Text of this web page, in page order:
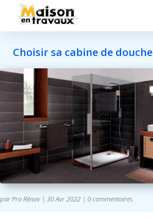
Choisir sa cabine de douche
parPro Rénov| 30 Avr 2022 | 0 commentaires